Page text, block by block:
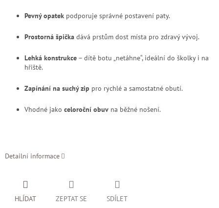
Pevný opatek podporuje správné postavení paty.
Prostorná špička dává prstům dost místa pro zdravý vývoj.
Lehká konstrukce – dítě botu „netáhne“, ideální do školky i na
hřiště.
Zapínání na suchý zip pro rychlé a samostatné obutí.
Vhodné jako celoroční obuv na běžné nošení.
Detailní informace
ZEPTAT SE
HLÍDAT SDÍLET